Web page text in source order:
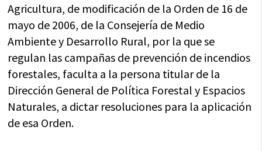
Agricultura, de modificación de la Orden de 16 de
mayo de 2006, de la Consejería de Medio
Ambiente y Desarrollo Rural, por la que se
regulan las campañas de prevención de incendios
forestales, faculta a la persona titular de la
Dirección General de Política Forestal y Espacios
Naturales, a dictar resoluciones para la aplicación
de esa Orden.